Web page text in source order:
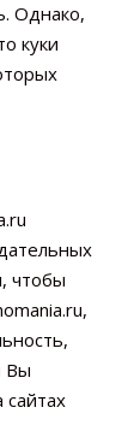
Однако,
куки
чтобы
Вы